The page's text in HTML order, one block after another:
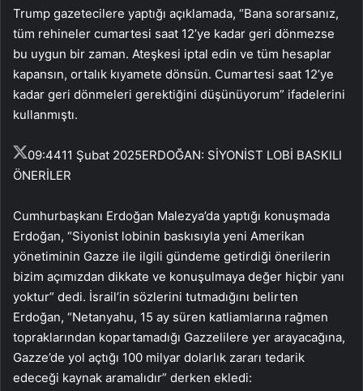
Trump gazetecilere yaptığı açıklamada, “Bana sorarsanız,
tüm rehineler cumartesi saat 12’ye kadar geri dönmezse
bu uygun bir zaman. Ateşkesi iptal edin ve tüm hesaplar
kapansın, ortalık kıyamete dönsün. Cumartesi saat 12’ye
kadar geri dönmeleri gerektiğini düşünüyorum” ifadelerini
kullanmıştı.
09:4411 Şubat 2025ERDOĞAN: SİYONİST LOBİ BASKILI
ÖNERİLER
Cumhurbaşkanı Erdoğan Malezya’da yaptığı konuşmada
Erdoğan, “Siyonist lobinin baskısıyla yeni Amerikan
yönetiminin Gazze ile ilgili gündeme getirdiği önerilerin
bizim açımızdan dikkate ve konuşulmaya değer hiçbir yanı
yoktur” dedi. İsrail’in sözlerini tutmadığını belirten
Erdoğan, “Netanyahu, 15 ay süren katliamlarına rağmen
topraklarından kopartamadığı Gazzelilere yer arayacağına,
Gazze’de yol açtığı 100 milyar dolarlık zararı tedarik
edeceği kaynak aramalıdır” derken ekledi: